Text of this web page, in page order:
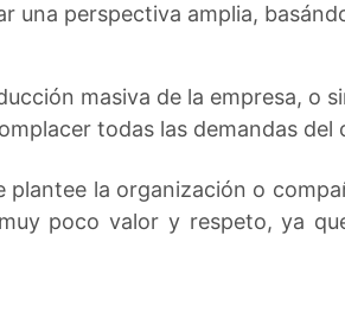
una perspectiva amplia,
masiva de la empresa, o
todas las demandas del
plantee la organización o
poco valor y respeto, ya